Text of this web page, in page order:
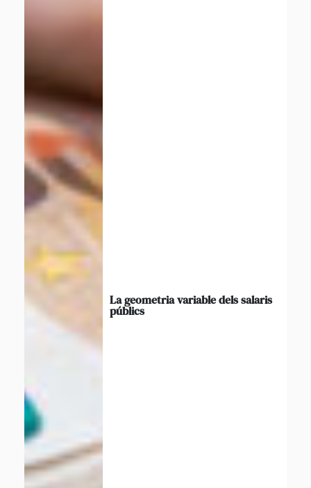
La geometria variable dels salaris
públics